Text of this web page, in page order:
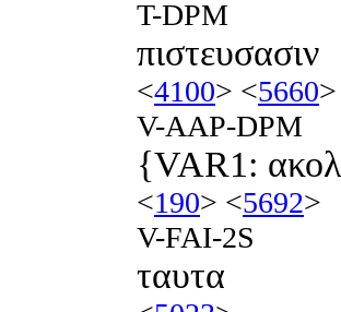
T-DPM
πιστευσασιν
<4100> <5660>
V-AAP-DPM
{VAR1:
<190> <5692>
V-FAI-2S
ταυτα